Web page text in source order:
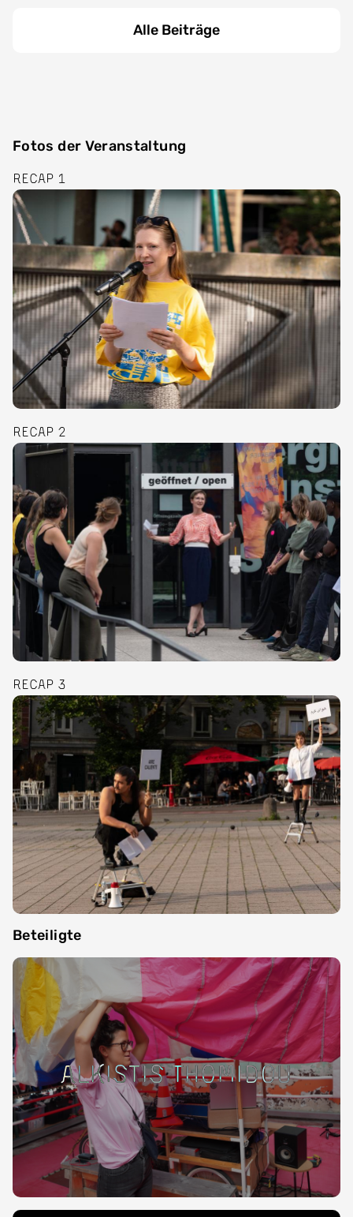
Alle Beiträge
Fotos der Veranstaltung
RECAP 1
RECAP 2
RECAP 3
Beteiligte
Alkistis Thomidou